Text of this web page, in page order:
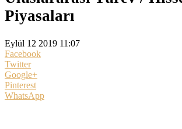
Piyasaları
Eylül 12 2019 11:07
Facebook
Twitter
Google+
Pinterest
WhatsApp